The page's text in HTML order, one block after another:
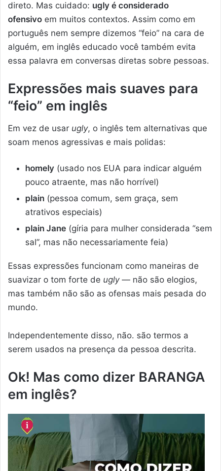
direto. Mas cuidado: ugly é considerado
ofensivo em muitos contextos. Assim como em
português nem sempre dizemos “feio” na cara de
alguém, em inglês educado você também evita
essa palavra em conversas diretas sobre pessoas.
Expressões mais suaves para
“feio” em inglês
Em vez de usar ugly, o inglês tem alternativas que
soam menos agressivas e mais polidas:
homely (usado nos EUA para indicar alguém
pouco atraente, mas não horrível)
plain (pessoa comum, sem graça, sem
atrativos especiais)
plain Jane (gíria para mulher considerada “sem
sal”, mas não necessariamente feia)
Essas expressões funcionam como maneiras de
suavizar o tom forte de ugly— não são elogios,
mas também não são as ofensas mais pesada do
mundo.
Independentemente disso, não. são termos a
serem usados na presença da pessoa descrita.
Ok! Mas como dizer BARANGA
em inglês?